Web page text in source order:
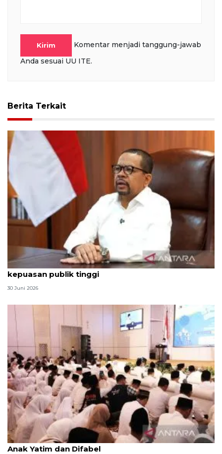
Kirim
Komentar menjadi tanggung-jawab
Anda sesuai UU ITE.
Berita Terkait
Qodari: Pemerintah tak puas diri meski tingkat
kepuasan publik tinggi
30 Juni 2026
Menag jadikan setiap 10 Muharam sebagai Lebaran
Anak Yatim dan Difabel